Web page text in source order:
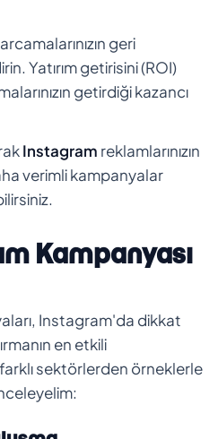
geri
Yatırım getirisini (ROI)
getirdiği kazancı
Instagram reklamlarınızın
verimli kampanyalar
Kampanyası
Instagram'da dikkat
en etkili
sektörlerden örneklerle